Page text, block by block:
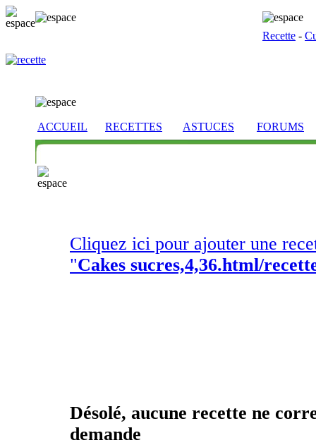
Recette -
ACCUEIL RECETTES ASTUCES FORUMS
Cliquez ici pour ajouter une
"Cakes sucres,4,36.html/
Désolé, aucune recette ne
demande